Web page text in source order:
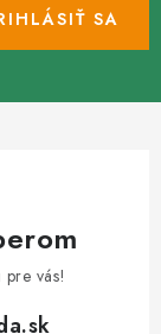
SA
vás!